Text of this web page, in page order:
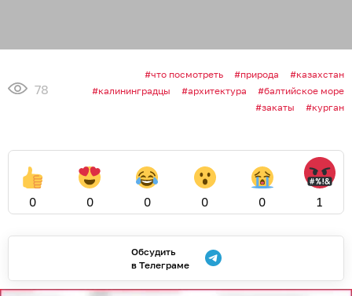
78
что посмотреть природа
казахстан
калининградцы
архитектура
балтийское море
закаты
курган
0 0 0 0 0 1
Обсудить
в Телеграме